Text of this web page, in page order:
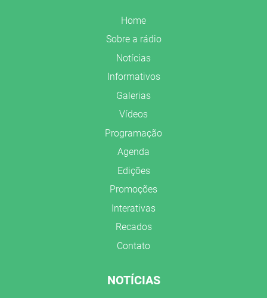
Home
Sobre a rádio
Notícias
Informativos
Galerias
Vídeos
Programação
Agenda
Edições
Promoções
Interativas
Recados
Contato
NOTÍCIAS